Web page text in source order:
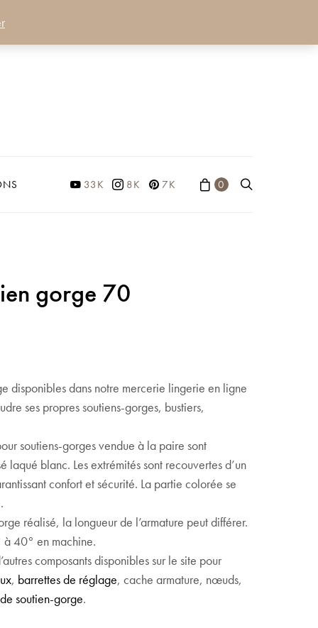
33K 8K 7K 0
gorge 70
disponibles dans notre mercerie lingerie en ligne
ses propres soutiens-gorges, bustiers,
soutiens-gorges vendue à la paire sont
laqué blanc. Les extrémités sont recouvertes d’un
confort et sécurité. La partie colorée se
réalisé, la longueur de l’armature peut différer.
à 40° en machine.
composants disponibles sur le site pour
, barrettes de réglage, cache armature, nœuds,
soutien-gorge.